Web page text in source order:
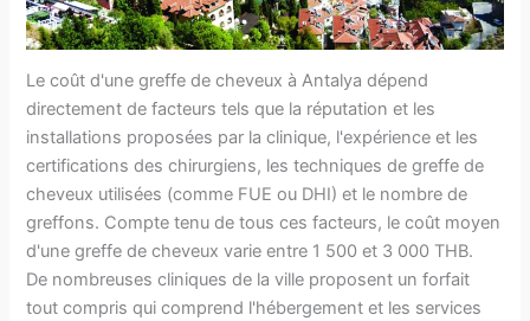
Le coût d'une greffe de cheveux à Antalya dépend
directement de facteurs tels que la réputation et les
installations proposées par la clinique, l'expérience et les
certifications des chirurgiens, les techniques de greffe de
cheveux utilisées (comme FUE ou DHI) et le nombre de
greffons. Compte tenu de tous ces facteurs, le coût moyen
d'une greffe de cheveux varie entre 1 500 et 3 000 THB.
De nombreuses cliniques de la ville proposent un forfait
tout compris qui comprend l'hébergement et les services